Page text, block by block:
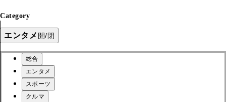
Category
エンタメ 開/閉
総合
エンタメ
スポーツ
クルマ